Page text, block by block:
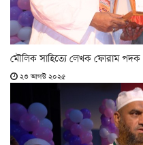
মৌলিক সাহিত্যে লেখক ফোরাম পদক
২৩ আগস্ট ২০২৫